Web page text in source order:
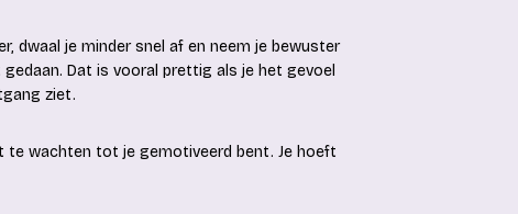
dwaal je minder snel af en neem je bewuster
Dat is vooral prettig als je het gevoel
ziet.
te wachten tot je gemotiveerd bent. Je hoeft